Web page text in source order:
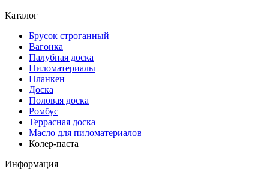
Каталог
Брусок строганный
Вагонка
Палубная доска
Пиломатериалы
Планкен
Доска
Половая доска
Ромбус
Террасная доска
Масло для пиломатериалов
Колер-паста
Информация